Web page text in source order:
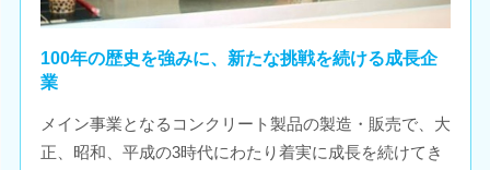
100年の歴史を強みに、新たな挑戦を続ける成長企
業
メイン事業となるコンクリート製品の製造・販売で、大
正、昭和、平成の3時代にわたり着実に成長を続けてき